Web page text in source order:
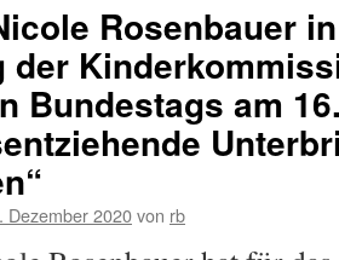
Rosenbauer
der
Bundestags am
Dezember 2020von rb